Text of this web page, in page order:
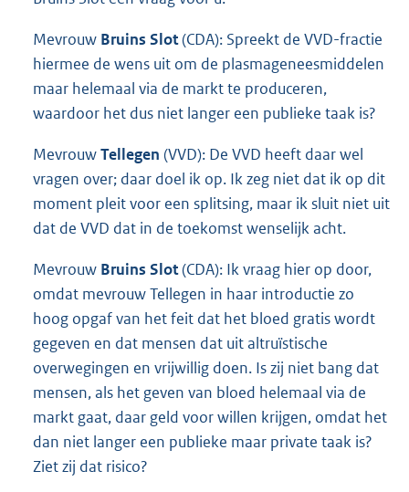
Mevrouw Bruins Slot(CDA): Spreekt de VVD-fractie
hiermee de wens uit om de plasmageneesmiddelen
maar helemaal via de markt te produceren,
waardoor het dus niet langer een publieke taak is?
MevrouwTellegen (VVD): De VVD heeft daar wel
vragen over; daar doel ik op. Ik zeg niet dat ik op dit
moment pleit voor een splitsing, maar ik sluit niet uit
dat de VVD dat in de toekomst wenselijk acht.
Mevrouw Bruins Slot(CDA): Ik vraag hier op door,
omdat mevrouw Tellegen in haar introductie zo
hoog opgaf van het feit dat het bloed gratis wordt
gegeven en dat mensen dat uit altruïstische
overwegingen en vrijwillig doen. Is zij niet bang dat
mensen, als het geven van bloed helemaal via de
markt gaat, daar geld voor willen krijgen, omdat het
dan niet langer een publieke maar private taak is?
Ziet zij dat risico?